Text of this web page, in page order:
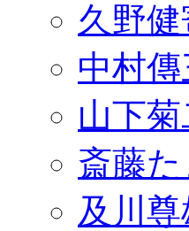
久野
中村
山下
斎藤
及川